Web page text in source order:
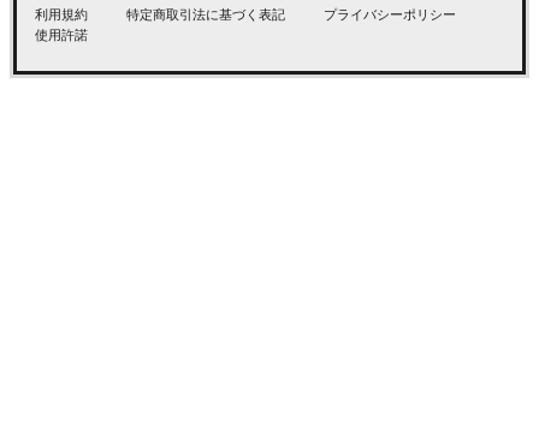
利用規約 特定商取引法に基づく表記
プライバシーポリシー
使用許諾